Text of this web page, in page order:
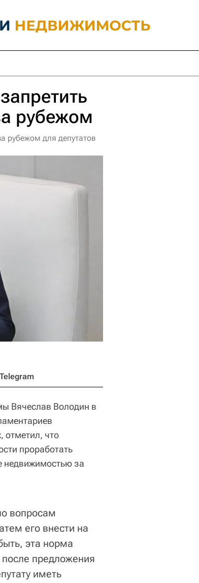
рубежом
рубежом для депутатов
Telegram
Вячеслав Володин в
отметил, что
проработать
недвижимостью за
вопросам
его внести на
эта норма
предложения
иметь